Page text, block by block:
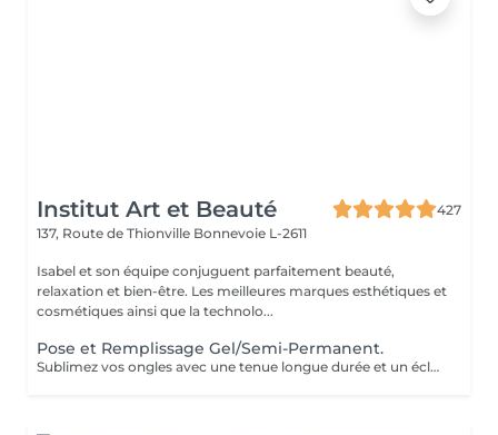
Institut Art et Beauté
427
137, Route de Thionville Bonnevoie L-2611
Isabel et son équipe conjuguent parfaitement beauté,
relaxation et bien-être. Les meilleures marques esthétiques et
cosmétiques ainsi que la technolo...
Pose et Remplissage Gel/Semi-Permanent.
Sublimez vos ongles avec une tenue longue durée et un éclat impeccable. Offrez-vous des mains toujours parfaites sans effort !